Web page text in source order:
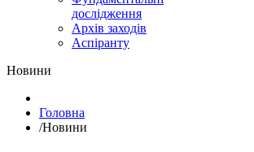
дослідження
Архів заходів
Аспіранту
Hовини
Головна
/Hовини